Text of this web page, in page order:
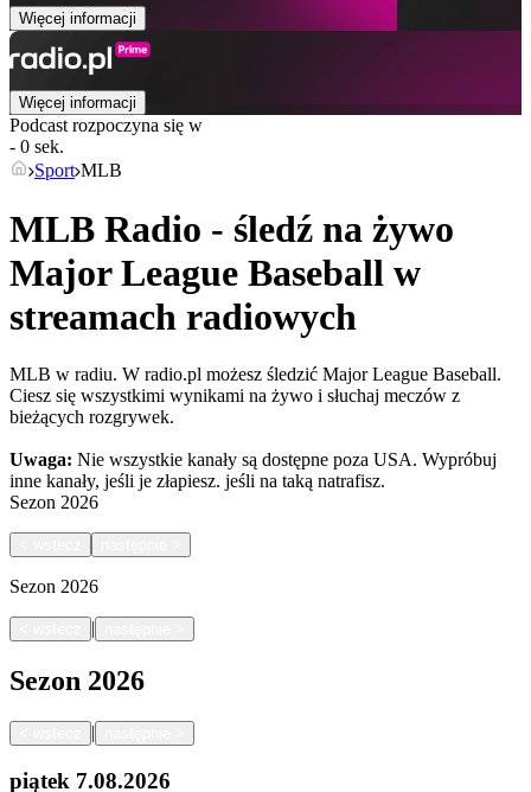
Więcej informacji
Więcej informacji
Podcast rozpoczyna się w
- 0 sek.
Sport MLB
MLB Radio - śledź na żywo
Major League Baseball w
streamach radiowych
MLB w radiu. W radio.pl możesz śledzić Major League Baseball.
Ciesz się wszystkimi wynikami na żywo i słuchaj meczów z
bieżących rozgrywek.
Uwaga: Nie wszystkie kanały są dostępne poza USA. Wypróbuj
inne kanały, jeśli je złapiesz. jeśli na taką natrafisz.
Sezon 2026
Sezon 2026
|
Sezon 2026
|
piątek 7.08.2026